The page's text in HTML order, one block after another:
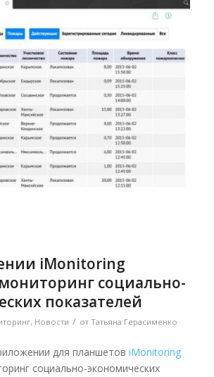
iMonitoring
социально-
показателей
, Новости / от Татьяна Герасименко
для планшетов iMonitoring
социально-экономических